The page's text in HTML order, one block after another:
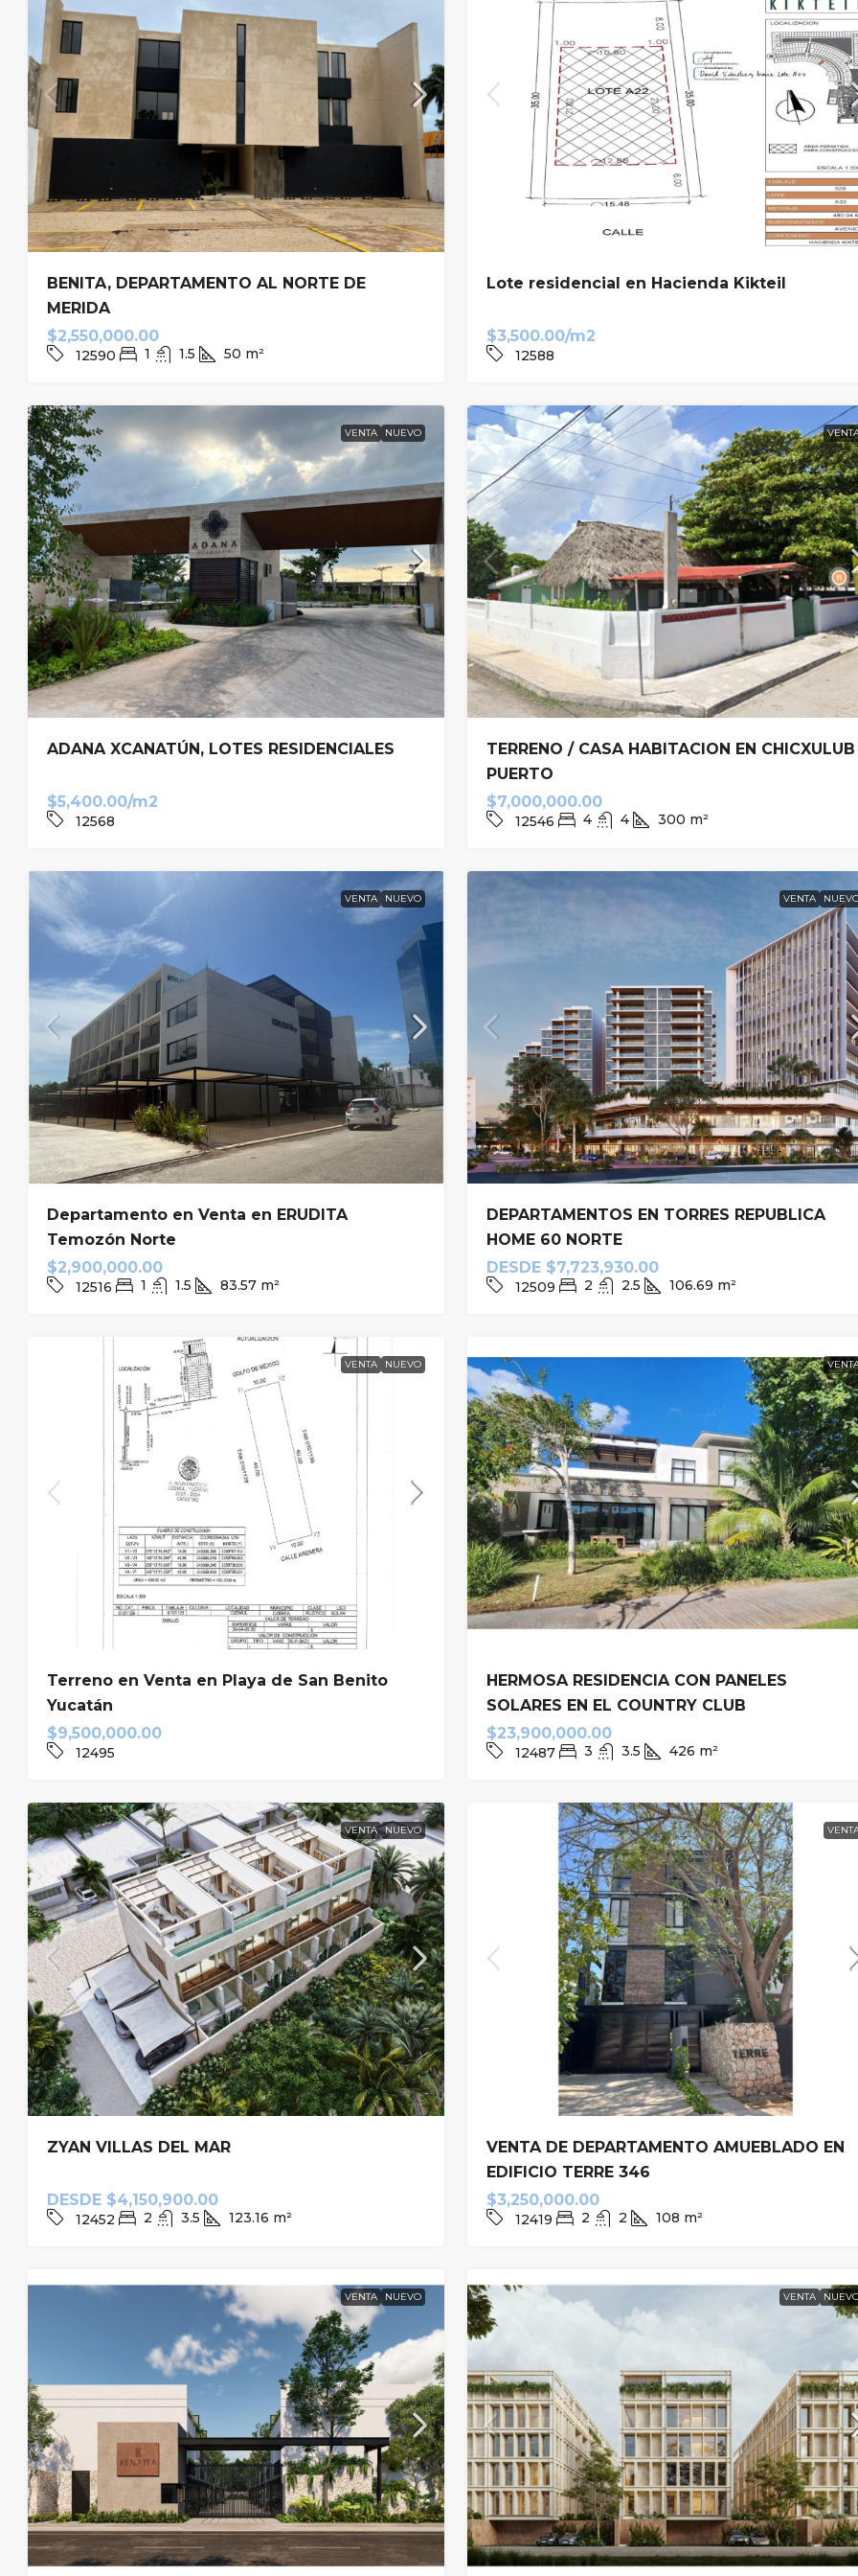
BENITA, DEPARTAMENTO AL NORTE DE
MERIDA
$2,550,000.00
12590 1 1.5 50 m²
Lote residencial en Hacienda Kikteil
$3,500.00/m2
12588
VENTA NUEVO
ADANA XCANATÚN, LOTES RESIDENCIALES
$5,400.00/m2
12568
TERRENO / CASA HABITACION EN CHICXULUB
PUERTO
$7,000,000.00
12546 4 4 300 m²
VENTA NUEVO
Departamento en Venta en ERUDITA
Temozón Norte
$2,900,000.00
12516 1 1.5 83.57 m²
VENTA
DEPARTAMENTOS EN TORRES REPUBLICA
HOME 60 NORTE
DESDE$7,723,930.00
12509 2 2.5 106.69 m²
VENTA NUEVO
Terreno en Venta en Playa de San Benito
Yucatán
$9,500,000.00
12495
HERMOSA RESIDENCIA CON PANELES
SOLARES EN EL COUNTRY CLUB
$23,900,000.00
12487 3 3.5 426 m²
VENTA NUEVO
ZYAN VILLAS DEL MAR
DESDE $4,150,900.00
12452 2 3.5 123.16 m²
VENTA DE DEPARTAMENTO AMUEBLADO EN
EDIFICIO TERRE 346
$3,250,000.00
12419 2 2 108 m²
VENTA NUEVO VENTA